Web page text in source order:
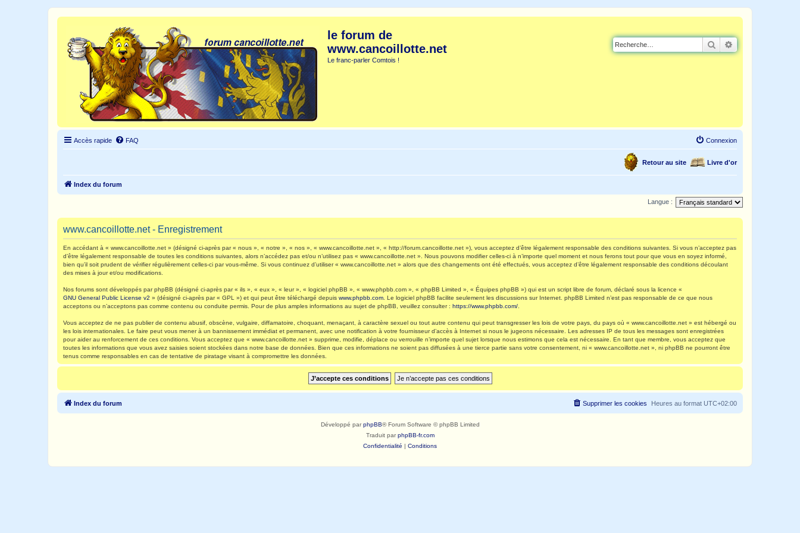
le forum de
www.cancoillotte.net
Le franc-parler Comtois !
Rechercher
Accès rapide FAQ Connexion
Livre d'or
Retour au site
Index du forum
Langue :
www.cancoillotte.net - Enregistrement
En accédant à « www.cancoillotte.net » (désigné ci-après par « nous », « notre », « nos », « www.cancoillotte.net », « http://forum.cancoillotte.net »), vous acceptez d’être légalement responsable des conditions suivantes. Si vous n’acceptez pas
d’être légalement responsable de toutes les conditions suivantes, alors n’accédez pas et/ou n’utilisez pas « www.cancoillotte.net ». Nous pouvons modifier celles-ci à n’importe quel moment et nous ferons tout pour que vous en soyez informé,
bien qu’il soit prudent de vérifier régulièrement celles-ci par vous-même. Si vous continuez d’utiliser « www.cancoillotte.net » alors que des changements ont été effectués, vous acceptez d’être légalement responsable des conditions découlant
des mises à jour et/ou modifications.
Nos forums sont développés par phpBB (désigné ci-après par « ils », « eux », « leur », « logiciel phpBB », « www.phpbb.com », « phpBB Limited », « Équipes phpBB ») qui est un script libre de forum, déclaré sous la licence «
GNU General Public License v2 » (désigné ci-après par « GPL ») et qui peut être téléchargé depuis www.phpbb.com . Le logiciel phpBB facilite seulement les discussions sur Internet. phpBB Limited n’est pas responsable de ce que nous
acceptons ou n’acceptons pas comme contenu ou conduite permis. Pour de plus amples informations au sujet de phpBB, veuillez consulter : https://www.phpbb.com/
Vous acceptez de ne pas publier de contenu abusif, obscène, vulgaire, diffamatoire, choquant, menaçant, à caractère sexuel ou tout autre contenu qui peut transgresser les lois de votre pays, du pays où « www.cancoillotte.net » est hébergé ou
les lois internationales. Le faire peut vous mener à un bannissement immédiat et permanent, avec une notification à votre fournisseur d’accès à Internet si nous le jugeons nécessaire. Les adresses IP de tous les messages sont enregistrées
pour aider au renforcement de ces conditions. Vous acceptez que « www.cancoillotte.net » supprime, modifie, déplace ou verrouille n’importe quel sujet lorsque nous estimons que cela est nécessaire. En tant que membre, vous acceptez que
toutes les informations que vous avez saisies soient stockées dans notre base de données. Bien que ces informations ne soient pas diffusées à une tierce partie sans votre consentement, ni « www.cancoillotte.net », ni phpBB ne pourront être
tenus comme responsables en cas de tentative de piratage visant à compromettre les données.
Index du forum Heures au format UTC+02:00
Supprimer les cookies
Développé parphpBB® Forum Software © phpBB Limited
Traduit parphpBB-fr.com
Confidentialité | Conditions